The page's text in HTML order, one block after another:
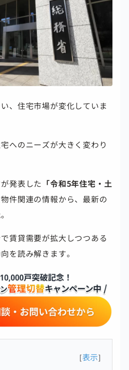
、住宅市場が変化していま
へのニーズが大きく変わり
発表した 「令和5年住宅・土
件関連の情報から、最新の
賃貸需要が拡大しつつある
を読み解きます。
[表示]